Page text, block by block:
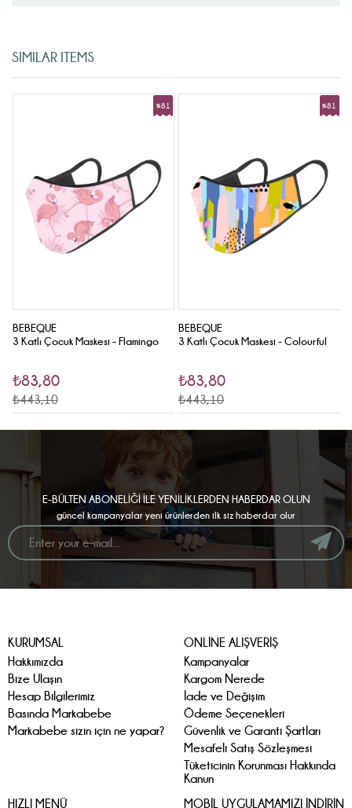
SIMILAR ITEMS
BEBEQUE
3 Katlı Çocuk Maskesi - Flamingo
₺83,80
₺443,10
%81
BEBEQUE
3 Katlı Çocuk Maskesi - Colourful
₺83,80
₺443,10
%81
E-BÜLTEN ABONELİĞİ İLE YENİLİKLERDEN HABERDAR OLUN
güncel kampanyalar yeni ürünlerden ilk siz haberdar olur
KURUMSAL
Hakkımızda
Bize Ulaşın
Hesap Bilgilerimiz
Basında Markabebe
Markabebe sizin için ne yapar?
ONLİNE ALIŞVERİŞ
Kampanyalar
Kargom Nerede
İade ve Değişim
Ödeme Seçenekleri
Güvenlik ve Garanti Şartları
Mesafeli Satış Sözleşmesi
Tüketicinin Korunması Hakkında
Kanun
HIZLI MENÜ
MOBİL UYGULAMAMIZI İNDİRİN